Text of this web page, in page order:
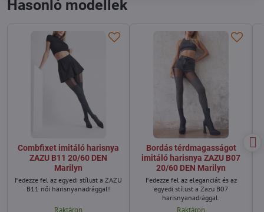
Hasonló modellek
Combfixet imitáló harisnya
ZAZU B11 20/60 DEN
Marilyn
Fedezze fel az egyedi stílust a ZAZU
B11 női harisnyanadrággal!
Bordás térdmagasságot
imitáló harisnya ZAZU B07
20/60 DEN Marilyn
Fedezze fel az eleganciát és az
egyedi stílust a Zazu B07
harisnyanadrággal.